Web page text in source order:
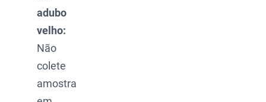
adubo
velho:
Não
colete
amostra